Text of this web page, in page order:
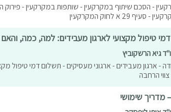
- הסכם שיתוף במקרקעין - שותפות במקרקעין -
סעיף 29 א לחוק המקרקעין
טיפול מקצועי לארגון מעבידים: למה, כמה,
גיא הרשקוביץ
- ארגון מעבידים - ארגוני מעסיקים - תשלום דמי טיפול
צווי הרחבה
מדריך שימושי